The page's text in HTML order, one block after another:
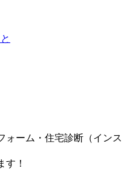
ォーム・住宅診断（インス
す！